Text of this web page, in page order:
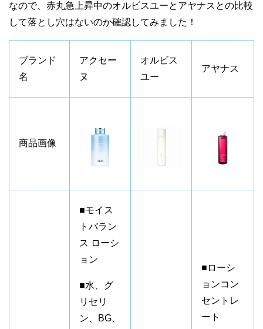
なので、赤丸急上昇中のオルビスユーとアヤナスとの比較
して落とし穴はないのか確認してみました！
ブランド
名
アクセー
ヌ
オルビス
ユー
アヤナス
商品画像
■モイス
トバラン
ス ローシ
ョン
■水、グ
リセリ
ン、BG、
■ローシ
ョンコン
セントレ
ート